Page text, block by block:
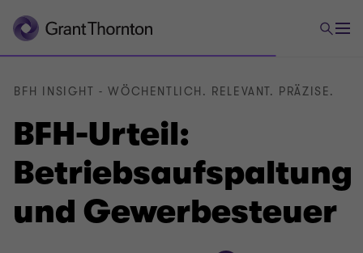
BFH-Urteil:
Betriebsaufspaltung
und Gewerbesteuer
BFH INSIGHT - WÖCHENTLICH. RELEVANT. PRÄZISE.